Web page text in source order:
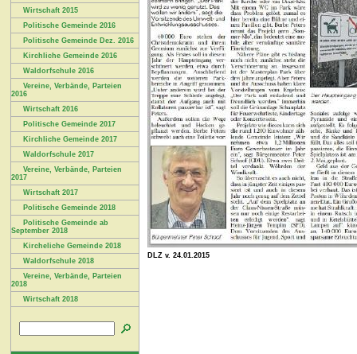
Wirtschaft 2015
Politische Gemeinde 2016
Politische Gemeinde Dez. 2016
Kirchliche Gemeinde 2016
Waldorfschule 2016
Vereine, Verbände, Parteien
2016
Wirtschaft 2016
Politische Gemeinde 2017
Kirchliche Gemeinde 2017
Waldorfschule 2017
Vereine, Verbände, Parteien
2017
Wirtschaft 2017
Politische Gemeinde 2018
Politische Gemeinde ab
September 2018
Kircheliche Gemeinde 2018
Waldorfschule 2018
Vereine, Verbände, Parteien
2018
Wirtschaft 2018
DLZ v. 24.01.2015